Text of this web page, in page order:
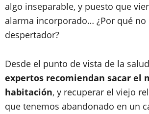
algo inseparable, y puesto que
alarma incorporado… ¿Por qué
despertador?
Desde el punto de vista de la
expertos recomiendan sacar el
habitación, y recuperar el viejo
que tenemos abandonado en un